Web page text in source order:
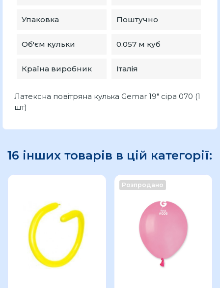
Упаковка Поштучно
Об'єм кульки 0.057 м куб
Країна виробник Італія
Латексна повітряна кулька Gemar 19″ сіра 070 (1
шт)
16 інших товарів в цій категорії:
Розпродано